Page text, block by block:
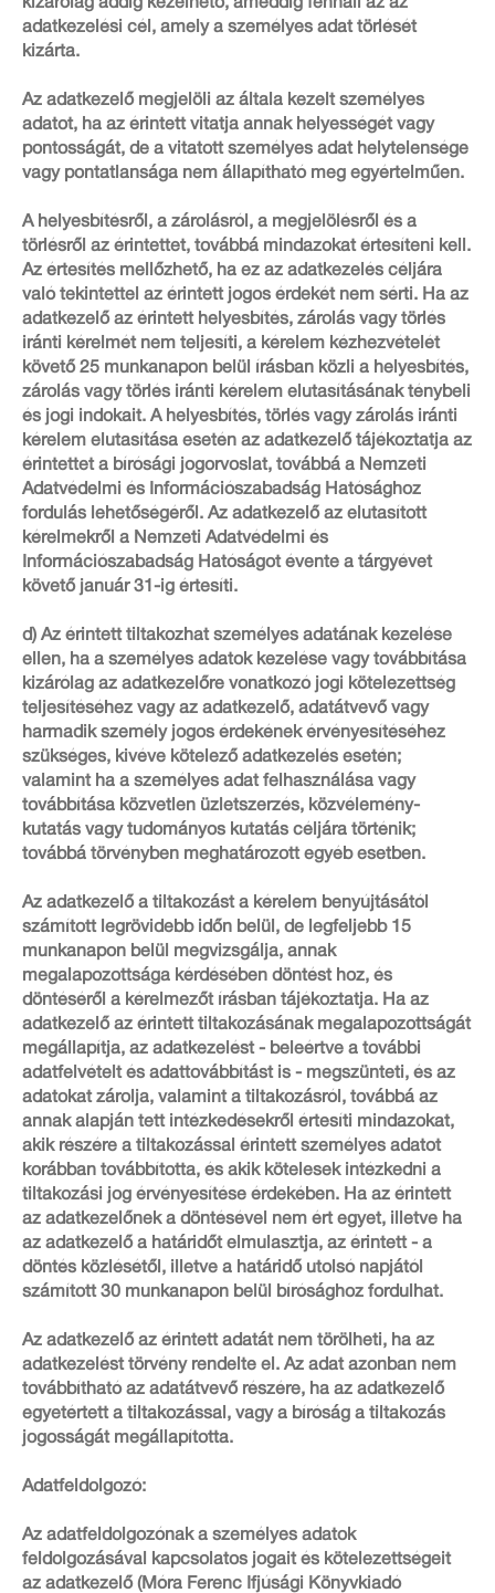
kizárólag addig kezelhető, ameddig fennáll az az
adatkezelési cél, amely a személyes adat törlését
kizárta.
Az adatkezelő megjelöli az általa kezelt személyes
adatot, ha az érintett vitatja annak helyességét vagy
pontosságát, de a vitatott személyes adat helytelensége
vagy pontatlansága nem állapítható meg egyértelműen.
A helyesbítésről, a zárolásról, a megjelölésről és a
törlésről az érintettet, továbbá mindazokat értesíteni kell.
Az értesítés mellőzhető, ha ez az adatkezelés céljára
való tekintettel az érintett jogos érdekét nem sérti. Ha az
adatkezelő az érintett helyesbítés, zárolás vagy törlés
iránti kérelmét nem teljesíti, a kérelem kézhezvételét
követő 25 munkanapon belül írásban közli a helyesbítés,
zárolás vagy törlés iránti kérelem elutasításának ténybeli
és jogi indokait. A helyesbítés, törlés vagy zárolás iránti
kérelem elutasítása esetén az adatkezelő tájékoztatja az
érintettet a bírósági jogorvoslat, továbbá a Nemzeti
Adatvédelmi és Információszabadság Hatósághoz
fordulás lehetőségéről. Az adatkezelő az elutasított
kérelmekről a Nemzeti Adatvédelmi és
Információszabadság Hatóságot évente a tárgyévet
követő január 31-ig értesíti.
d) Az érintett tiltakozhat személyes adatának kezelése
ellen, ha a személyes adatok kezelése vagy továbbítása
kizárólag az adatkezelőre vonatkozó jogi kötelezettség
teljesítéséhez vagy az adatkezelő, adatátvevő vagy
harmadik személy jogos érdekének érvényesítéséhez
szükséges, kivéve kötelező adatkezelés esetén;
valamint ha a személyes adat felhasználása vagy
továbbítása közvetlen üzletszerzés, közvélemény-
kutatás vagy tudományos kutatás céljára történik;
továbbá törvényben meghatározott egyéb esetben.
Az adatkezelő a tiltakozást a kérelem benyújtásától
számított legrövidebb időn belül, de legfeljebb 15
munkanapon belül megvizsgálja, annak
megalapozottsága kérdésében döntést hoz, és
döntéséről a kérelmezőt írásban tájékoztatja. Ha az
adatkezelő az érintett tiltakozásának megalapozottságát
megállapítja, az adatkezelést - beleértve a további
adatfelvételt és adattovábbítást is - megszünteti, és az
adatokat zárolja, valamint a tiltakozásról, továbbá az
annak alapján tett intézkedésekről értesíti mindazokat,
akik részére a tiltakozással érintett személyes adatot
korábban továbbította, és akik kötelesek intézkedni a
tiltakozási jog érvényesítése érdekében. Ha az érintett
az adatkezelőnek a döntésével nem ért egyet, illetve ha
az adatkezelő a határidőt elmulasztja, az érintett - a
döntés közlésétől, illetve a határidő utolsó napjától
számított 30 munkanapon belül bírósághoz fordulhat.
Az adatkezelő az érintett adatát nem törölheti, ha az
adatkezelést törvény rendelte el. Az adat azonban nem
továbbítható az adatátvevő részére, ha az adatkezelő
egyetértett a tiltakozással, vagy a bíróság a tiltakozás
jogosságát megállapította.
Adatfeldolgozó:
Az adatfeldolgozónak a személyes adatok
feldolgozásával kapcsolatos jogait és kötelezettségeit
az adatkezelő (Móra Ferenc Ifjúsági Könyvkiadó